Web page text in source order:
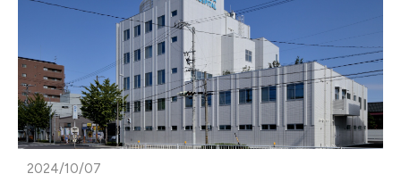
2024/10/07